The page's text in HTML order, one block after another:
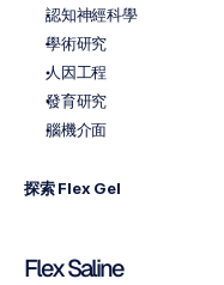
認知神經科學
學術研究
人因工程
發育研究
腦機介面
探索 Flex Gel
Flex Saline